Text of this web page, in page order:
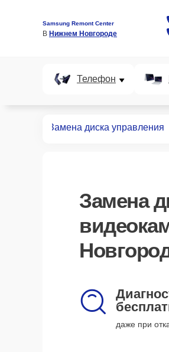
Samsung Remont Center
В Нижнем Новгороде
Телефон
Замена диска управления
Замена
даже при